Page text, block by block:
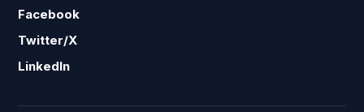
Facebook
Twitter/X
LinkedIn